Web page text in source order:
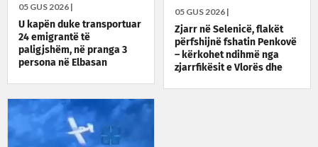
05 GUS 2026 |
U kapën duke transportuar
24 emigrantë të
paligjshëm, në pranga 3
persona në Elbasan
05 GUS 2026 |
Zjarr në Selenicë, flakët
përfshijnë fshatin Penkovë
– kërkohet ndihmë nga
zjarrfikësit e Vlorës dhe